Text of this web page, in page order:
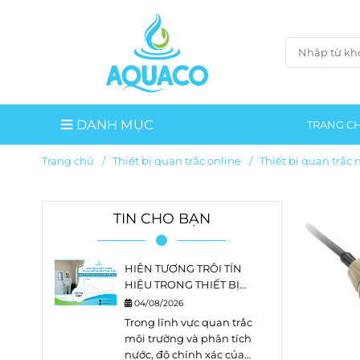
DANH MỤC TRANG
Trang chủ / Thiết bị quan trắc online / Thiết bị quan trắc
TIN CHO BẠN
HIỆN TƯỢNG TRÔI TÍN
HIỆU TRONG THIẾT BỊ
PHÂN TÍCH LÀ GÌ?
NGUYÊN NHÂN, DẤU HIỆU
VÀ CÁCH KHẮC PHỤC
04/08/2026
Trong lĩnh vực quan trắc
môi trường và phân tích
nước, độ chính xác của